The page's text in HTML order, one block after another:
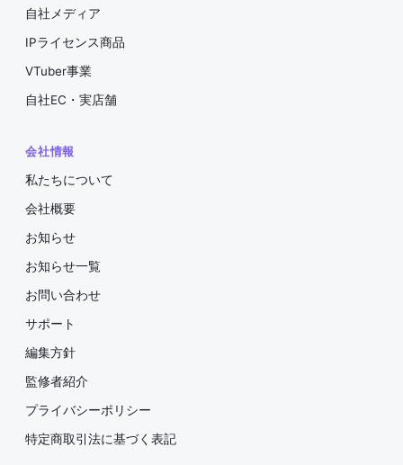
自社メディア
IPライセンス商品
VTuber事業
自社EC・実店舗
会社情報
私たちについて
会社概要
お知らせ
お知らせ一覧
お問い合わせ
サポート
編集方針
監修者紹介
プライバシーポリシー
特定商取引法に基づく表記